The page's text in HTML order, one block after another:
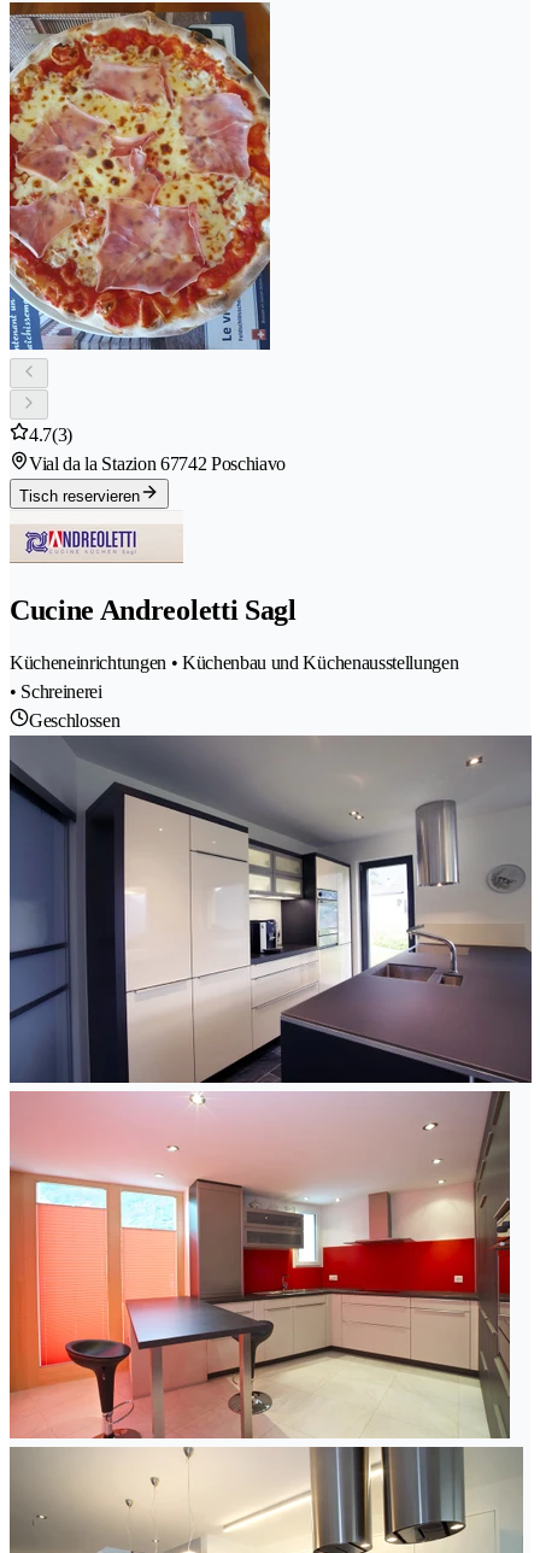
4.7(3)
Vial da la Stazion 67742 Poschiavo
Tisch reservieren
Cucine Andreoletti Sagl
Kücheneinrichtungen • Küchenbau und Küchenausstellungen
• Schreinerei
Geschlossen